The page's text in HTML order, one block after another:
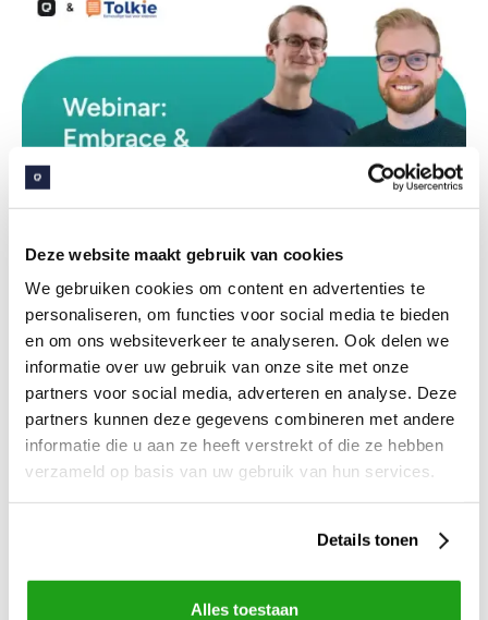
Deze website maakt gebruik van cookies
We gebruiken cookies om content en advertenties te
personaliseren, om functies voor social media te bieden
en om ons websiteverkeer te analyseren. Ook delen we
informatie over uw gebruik van onze site met onze
partners voor social media, adverteren en analyse. Deze
partners kunnen deze gegevens combineren met andere
informatie die u aan ze heeft verstrekt of die ze hebben
verzameld op basis van uw gebruik van hun services.
Details tonen
Alles toestaan
7jul2026
Webinar: Embrace & Tolkie - Digitale
dienstverlening voor iedereen toegankelijk